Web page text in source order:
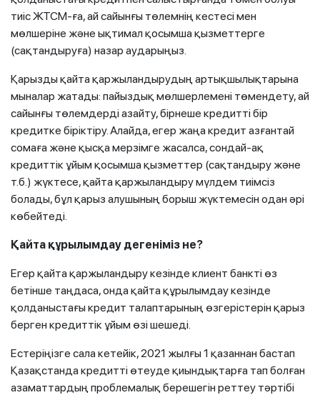
тиіс ЖТСМ-ға, ай сайынғы төлемнің кестесі мен
мөлшеріне және ықтимал қосымша қызметтерге
(сақтандыруға) назар аударыңыз.
Қарызды қайта қаржыландырудың артықшылықтарына
мыналар жатады: пайыздық мөлшерлемені төмендету, ай
сайынғы төлемдерді азайту, бірнеше кредитті бір
кредитке біріктіру. Алайда, егер жаңа кредит азғантай
сомаға және қысқа мерзімге жасалса, сондай-ақ
кредиттік ұйым қосымша қызметтер (сақтандыру және
т.б.) жүктесе, қайта қаржыландыру мүлдем тиімсіз
болады, бұл қарыз алушының борыш жүктемесін одан әрі
көбейтеді.
Қайта құрылымдау дегеніміз не?
Егер қайта қаржыландыру кезінде клиент банкті өз
бетінше таңдаса, онда қайта құрылымдау кезінде
қолданыстағы кредит талаптарының өзгерістерін қарыз
берген кредиттік ұйым өзі шешеді.
Естеріңізге сала кетейік, 2021 жылғы 1 қазаннан бастап
Қазақстанда кредитті өтеуде қиындықтарға тап болған
азаматтардың проблемалық берешегін реттеу тәртібі